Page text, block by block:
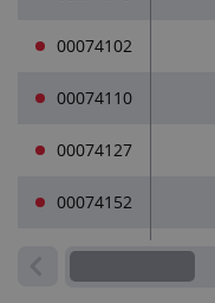
00074102
00074110
00074127
00074152